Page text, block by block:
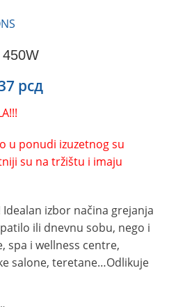
рсд
u ponudi izuzetnog su
su na tržištu i imaju
izbor načina grejanja
ili dnevnu sobu, nego i
spa i wellness centre,
salone, teretane…Odlikuje